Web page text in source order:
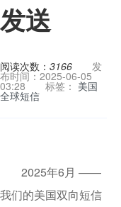
发送
阅读次数： 3166 发
布时间：2025-06-05
03:28 标签： 美国
全球短信
2025年6月 ——
我们的美国双向短信